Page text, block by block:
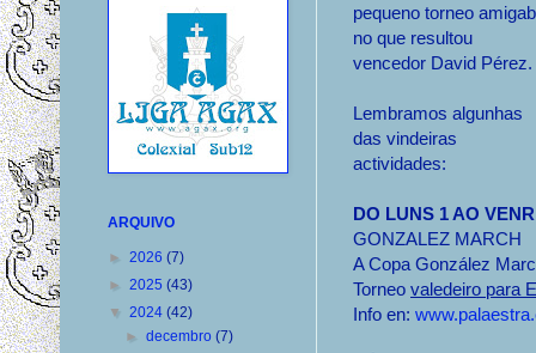
pequeno torneo
no que resultou
vencedor David Pérez.
Lembramos algunhas
das vindeiras
actividades:
DO LUNS 1 AO
GONZALEZ MARCH
A Copa González
Torneo valedeiro para
Info en:
ARQUIVO
► 2026 (7)
► 2025 (43)
▼ 2024 (42)
►decembro(7)